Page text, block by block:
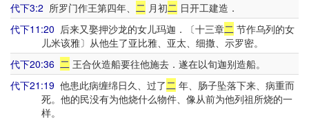
代下3:2 所罗门作王第四年、 二 月初二 日开工建造．
代下11:20 后来又娶押沙龙的女儿玛迦．〔十三章二 节作乌列的女
儿米该雅〕从他生了亚比雅、亚太、细撒、示罗密。
代下20:36 二 王合伙造船要往他施去．遂在以旬迦别造船。
代下21:19 他患此病缠绵日久、过了二 年、肠子坠落下来、病重而
死。他的民没有为他烧什么物件、像从前为他列祖所烧的一
样。